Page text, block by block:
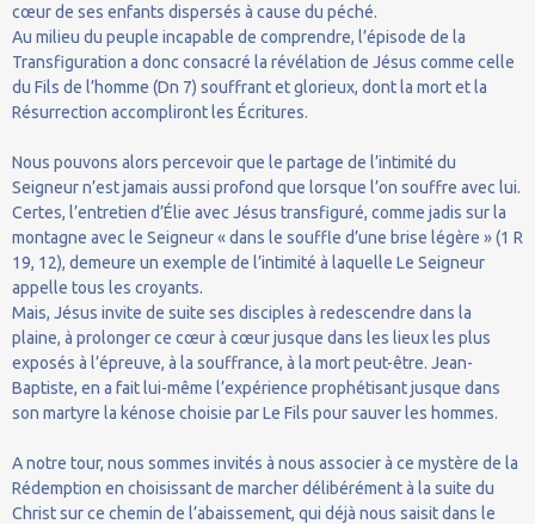
cœur de ses enfants dispersés à cause du péché.
Au milieu du peuple incapable de comprendre, l’épisode de la
Transfiguration a donc consacré la révélation de Jésus comme celle
du Fils de l’homme (Dn 7) souffrant et glorieux, dont la mort et la
Résurrection accompliront les Écritures.
Nous pouvons alors percevoir que le partage de l’intimité du
Seigneur n’est jamais aussi profond que lorsque l’on souffre avec lui.
Certes, l’entretien d’Élie avec Jésus transfiguré, comme jadis sur la
montagne avec le Seigneur « dans le souffle d’une brise légère » (1 R
19, 12), demeure un exemple de l’intimité à laquelle Le Seigneur
appelle tous les croyants.
Mais, Jésus invite de suite ses disciples à redescendre dans la
plaine, à prolonger ce cœur à cœur jusque dans les lieux les plus
exposés à l’épreuve, à la souffrance, à la mort peut-être. Jean-
Baptiste, en a fait lui-même l’expérience prophétisant jusque dans
son martyre la kénose choisie par Le Fils pour sauver les hommes.
A notre tour, nous sommes invités à nous associer à ce mystère de la
Rédemption en choisissant de marcher délibérément à la suite du
Christ sur ce chemin de l’abaissement, qui déjà nous saisit dans le